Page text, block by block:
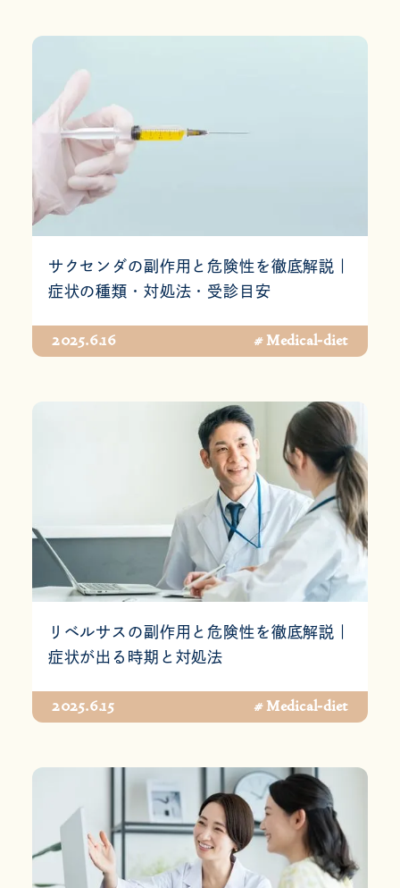
サクセンダの副作用と危険性を徹底解説｜
症状の種類・対処法・受診目安
2025.6.16 # Medical-diet
リベルサスの副作用と危険性を徹底解説｜
症状が出る時期と対処法
2025.6.15 # Medical-diet